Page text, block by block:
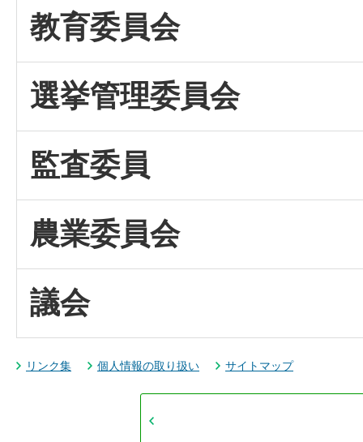
教育委員会
選挙管理委員会
監査委員
農業委員会
議会
リンク集 個人情報の取り扱い サイトマップ